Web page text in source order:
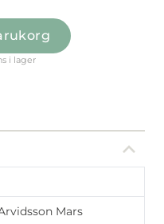
metervara mängd
i lager
Mars